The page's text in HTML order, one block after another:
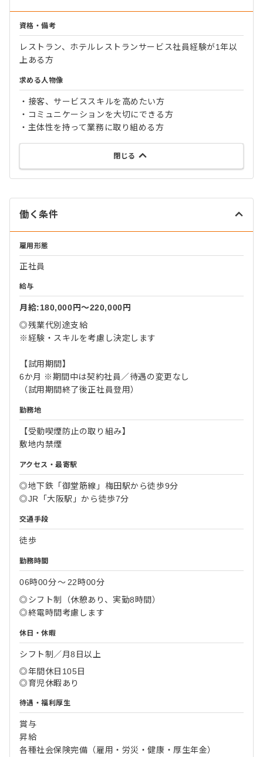
資格・備考
レストラン、ホテルレストランサービス社員経験が1年以
上ある方
求める人物像
・接客、サービススキルを高めたい方
・コミュニケーションを大切にできる方
・主体性を持って業務に取り組める方
閉じる
働く条件
雇用形態
正社員
給与
月給:180,000円〜220,000円
◎残業代別途支給
※経験・スキルを考慮し決定します
【試用期間】
6か月 ※期間中は契約社員／待遇の変更なし
（試用期間終了後正社員登用）
勤務地
【受動喫煙防止の取り組み】
敷地内禁煙
アクセス・最寄駅
◎地下鉄「御堂筋線」梅田駅から徒歩9分
◎JR「大阪駅」から徒歩7分
交通手段
徒歩
勤務時間
06時00分〜 22時00分
◎シフト制（休憩あり、実勤8時間）
◎終電時間考慮します
休日・休暇
シフト制／月8日以上
◎年間休日105日
◎育児休暇あり
待遇・福利厚生
賞与
昇給
各種社会保険完備（雇用・労災・健康・厚生年金）